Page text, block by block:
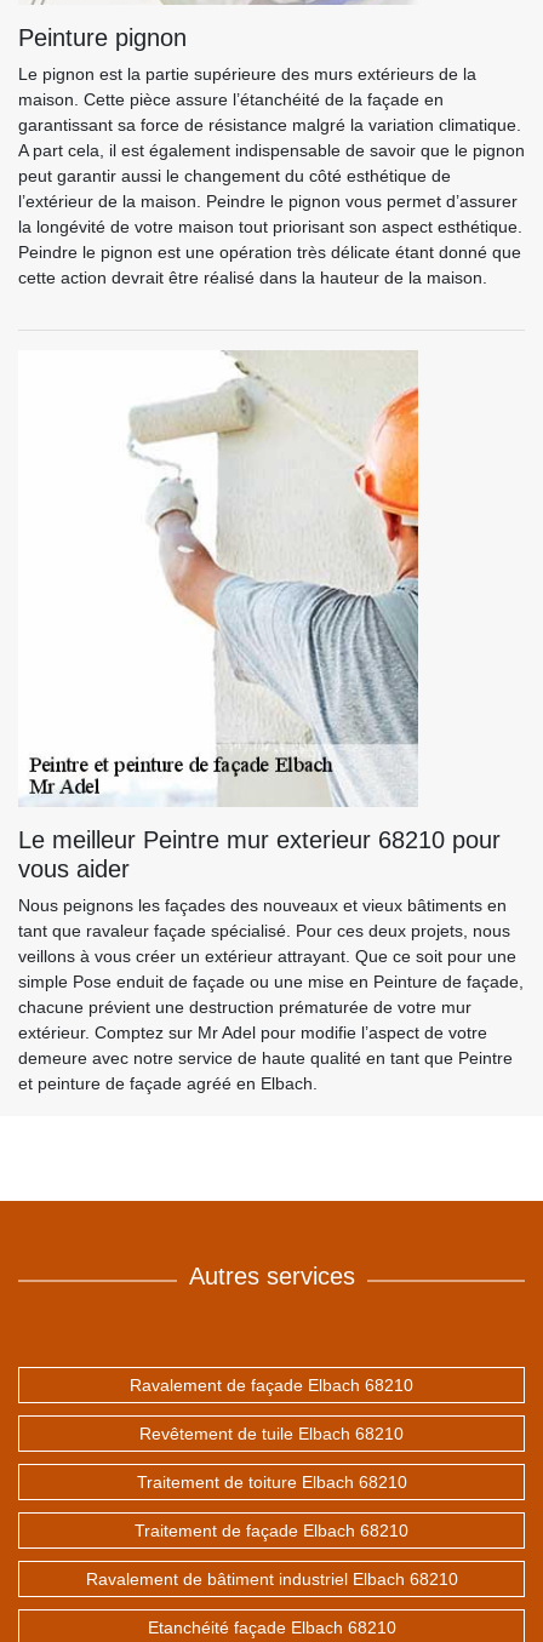
Peinture pignon
Le pignon est la partie supérieure des murs extérieurs de la
maison. Cette pièce assure l’étanchéité de la façade en
garantissant sa force de résistance malgré la variation climatique.
A part cela, il est également indispensable de savoir que le pignon
peut garantir aussi le changement du côté esthétique de
l’extérieur de la maison. Peindre le pignon vous permet d’assurer
la longévité de votre maison tout priorisant son aspect esthétique.
Peindre le pignon est une opération très délicate étant donné que
cette action devrait être réalisé dans la hauteur de la maison.
Le meilleur Peintre mur exterieur 68210 pour
vous aider
Nous peignons les façades des nouveaux et vieux bâtiments en
tant que ravaleur façade spécialisé. Pour ces deux projets, nous
veillons à vous créer un extérieur attrayant. Que ce soit pour une
simple Pose enduit de façade ou une mise en Peinture de façade,
chacune prévient une destruction prématurée de votre mur
extérieur. Comptez sur Mr Adel pour modifie l’aspect de votre
demeure avec notre service de haute qualité en tant que Peintre
et peinture de façade agréé en Elbach.
Autres services
Ravalement de façade Elbach 68210
Revêtement de tuile Elbach 68210
Traitement de toiture Elbach 68210
Traitement de façade Elbach 68210
Ravalement de bâtiment industriel Elbach 68210
Etanchéité façade Elbach 68210